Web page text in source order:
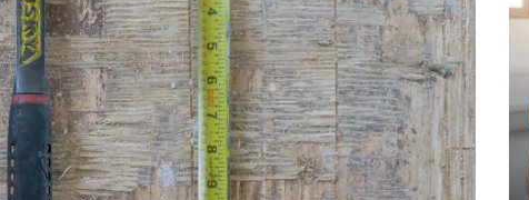
Informacje
Opakowania A Wizerunek Firmy – Wybór
Świadomy Ekologicznie